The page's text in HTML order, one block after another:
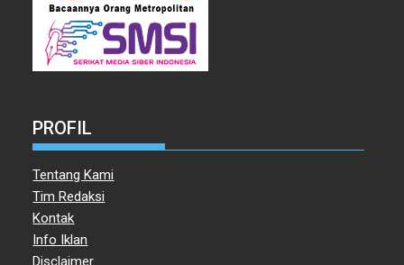
PROFIL
Tentang Kami
Tim Redaksi
Kontak
Info Iklan
Disclaimer